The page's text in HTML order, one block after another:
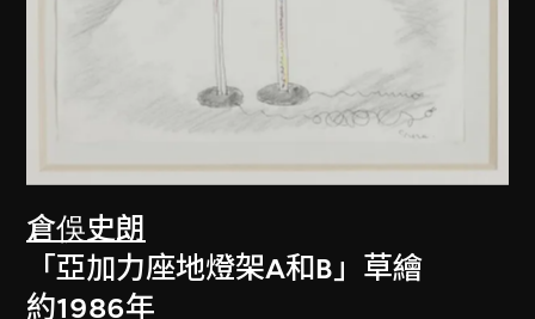
倉俁史朗
「亞加力座地燈架A和B」草繪
約1986年